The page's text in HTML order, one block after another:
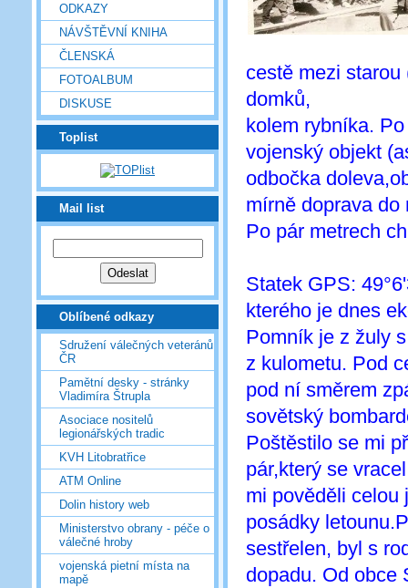
ODKAZY
NÁVŠTĚVNÍ KNIHA
ČLENSKÁ
FOTOALBUM
DISKUSE
Toplist
Mail list
Oblíbené odkazy
Sdružení válečných veteránů
ČR
Pamětní desky - stránky
Vladimíra Štrupla
Asociace nositelů
legionářských tradic
KVH Litobratřice
ATM Online
Dolin history web
Ministerstvo obrany - péče o
válečné hroby
vojenská pietní místa na
mapě
cestě mezi
domků,
kolem rybníka.
vojenský objekt
odbočka
mírně doprava do
Po pár metrech
Statek GPS:
kterého je dnes
Pomník je z žuly
z kulometu. Pod
pod ní směrem
sovětský
Poštěstilo se mi
pár,který se
mi pověděli celou
posádky
sestřelen, byl s
dopadu. Od obce